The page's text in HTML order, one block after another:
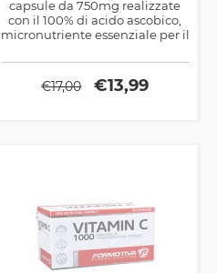
capsule da 750mg realizzate
con il 100% di acido ascobico,
micronutriente essenziale per il
immunostimolante e di
sostegno sportivo
€17,00 €13,99